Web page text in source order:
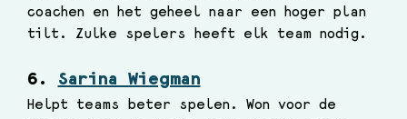
coachen en het geheel naar een hoger plan
tilt. Zulke spelers heeft elk team nodig.
6. Sarina Wiegman
Helpt teams beter spelen. Won voor de